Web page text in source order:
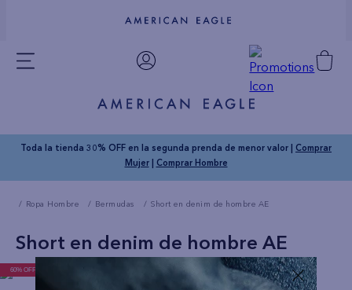
Toda la tienda 30% OFF en la segunda prenda de menor valor | Comprar
Mujer| Comprar Hombre
Ropa Hombre Bermudas Short en denim de hombre AE
Short en denim de hombre AE
60% OFF